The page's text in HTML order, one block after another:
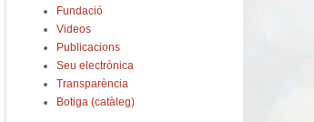
Fundació
Videos
Publicacions
Seu electrònica
Transparència
Botiga (catàleg)